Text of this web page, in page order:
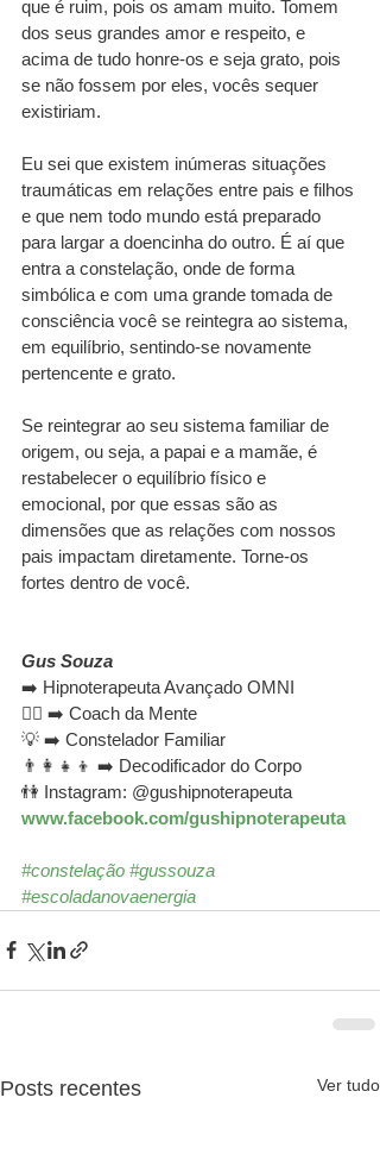
que é ruim, pois os amam muito. Tomem
dos seus grandes amor e respeito, e
acima de tudo honre-os e seja grato, pois
se não fossem por eles, vocês sequer
existiriam.
Eu sei que existem inúmeras situações
traumáticas em relações entre pais e filhos
e que nem todo mundo está preparado
para largar a doencinha do outro. É aí que
entra a constelação, onde de forma
simbólica e com uma grande tomada de
consciência você se reintegra ao sistema,
em equilíbrio, sentindo-se novamente
pertencente e grato.
Se reintegrar ao seu sistema familiar de
origem, ou seja, a papai e a mamãe, é
restabelecer o equilíbrio físico e
emocional, por que essas são as
dimensões que as relações com nossos
pais impactam diretamente. Torne-os
fortes dentro de você.
Gus Souza
➡️ Hipnoterapeuta Avançado OMNI
🕵️‍♂️ ➡️ Coach da Mente
💡 ➡️ Constelador Familiar
👨‍👩‍👧‍👦 ➡️ Decodificador do Corpo
👫 Instagram: @gushipnoterapeuta
www.facebook.com/gushipnoterapeuta
#constelação #gussouza
#escoladanovaenergia
Posts recentes Ver tudo